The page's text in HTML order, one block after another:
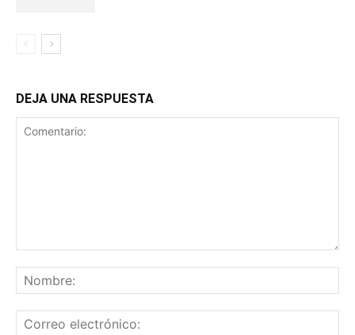
DEJA UNA RESPUESTA